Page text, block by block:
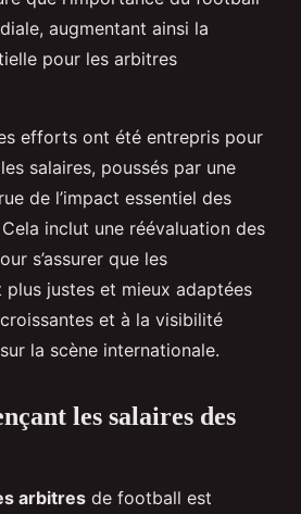
augmentant ainsi la
pour les arbitres
efforts ont été entrepris pour
salaires, poussés par une
de l’impact essentiel des
inclut une réévaluation des
s’assurer que les
justes et mieux adaptées
et à la visibilité
la scène internationale.
les salaires des
arbitres de football est